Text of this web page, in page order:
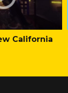
California